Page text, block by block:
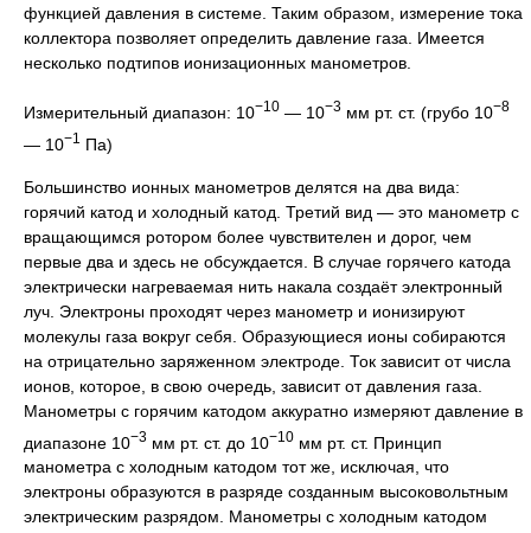
функцией давления в системе. Таким образом, измерение тока
коллектора позволяет определить давление газа. Имеется
несколько подтипов ионизационных манометров.
Измерительный диапазон: 10−10 — 10−3 мм рт. ст. (грубо 10−8
— 10−1 Па)
Большинство ионных манометров делятся на два вида:
горячий катод и холодный катод. Третий вид — это манометр с
вращающимся ротором более чувствителен и дорог, чем
первые два и здесь не обсуждается. В случае горячего катода
электрически нагреваемая нить накала создаёт электронный
луч. Электроны проходят через манометр и ионизируют
молекулы газа вокруг себя. Образующиеся ионы собираются
на отрицательно заряженном электроде. Ток зависит от числа
ионов, которое, в свою очередь, зависит от давления газа.
Манометры с горячим катодом аккуратно измеряют давление в
диапазоне 10−3 мм рт. ст. до 10−10 мм рт. ст. Принцип
манометра с холодным катодом тот же, исключая, что
электроны образуются в разряде созданным высоковольтным
электрическим разрядом. Манометры с холодным катодом